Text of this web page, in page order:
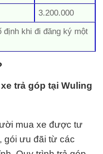
3.200.000
khi đi đăng ký một
trả góp tại Wuling
mua xe được tư
gói ưu đãi từ các